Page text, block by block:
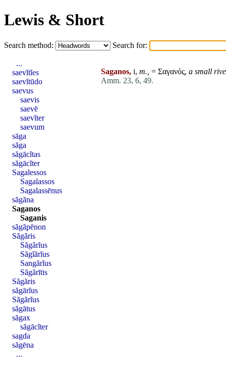
Lewis & Short
Search method: Search for:
Saganos, i, m., = Σαγανός, a small
Amm. 23, 6, 49.
...
saevĭtĭes
saevĭtūdo
saevus
saevis
saevē
saevĭter
saevum
sāga
săga
săgācĭtas
săgācĭter
Sagalessos
Sagalassos
Sagalassēnus
săgăna
Saganos
Saganis
săgăpēnon
Săgăris
Săgărĭus
Săgĭārĭus
Sangărĭus
Săgărītis
Săgăris
săgārĭus
Săgărĭus
săgātus
săgax
săgācĭter
sagda
săgēna
...